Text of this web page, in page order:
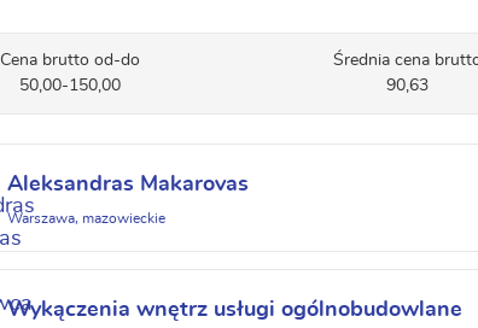
Cena brutto od-do
50,00-150,00
Średnia cena
90,63
Aleksandras Makarovas
Warszawa, mazowieckie
Wykączenia wnętrz usługi ogólnobudowlane